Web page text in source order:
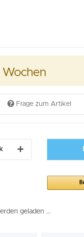
Wochen
Frage zum Artikel
geladen ...